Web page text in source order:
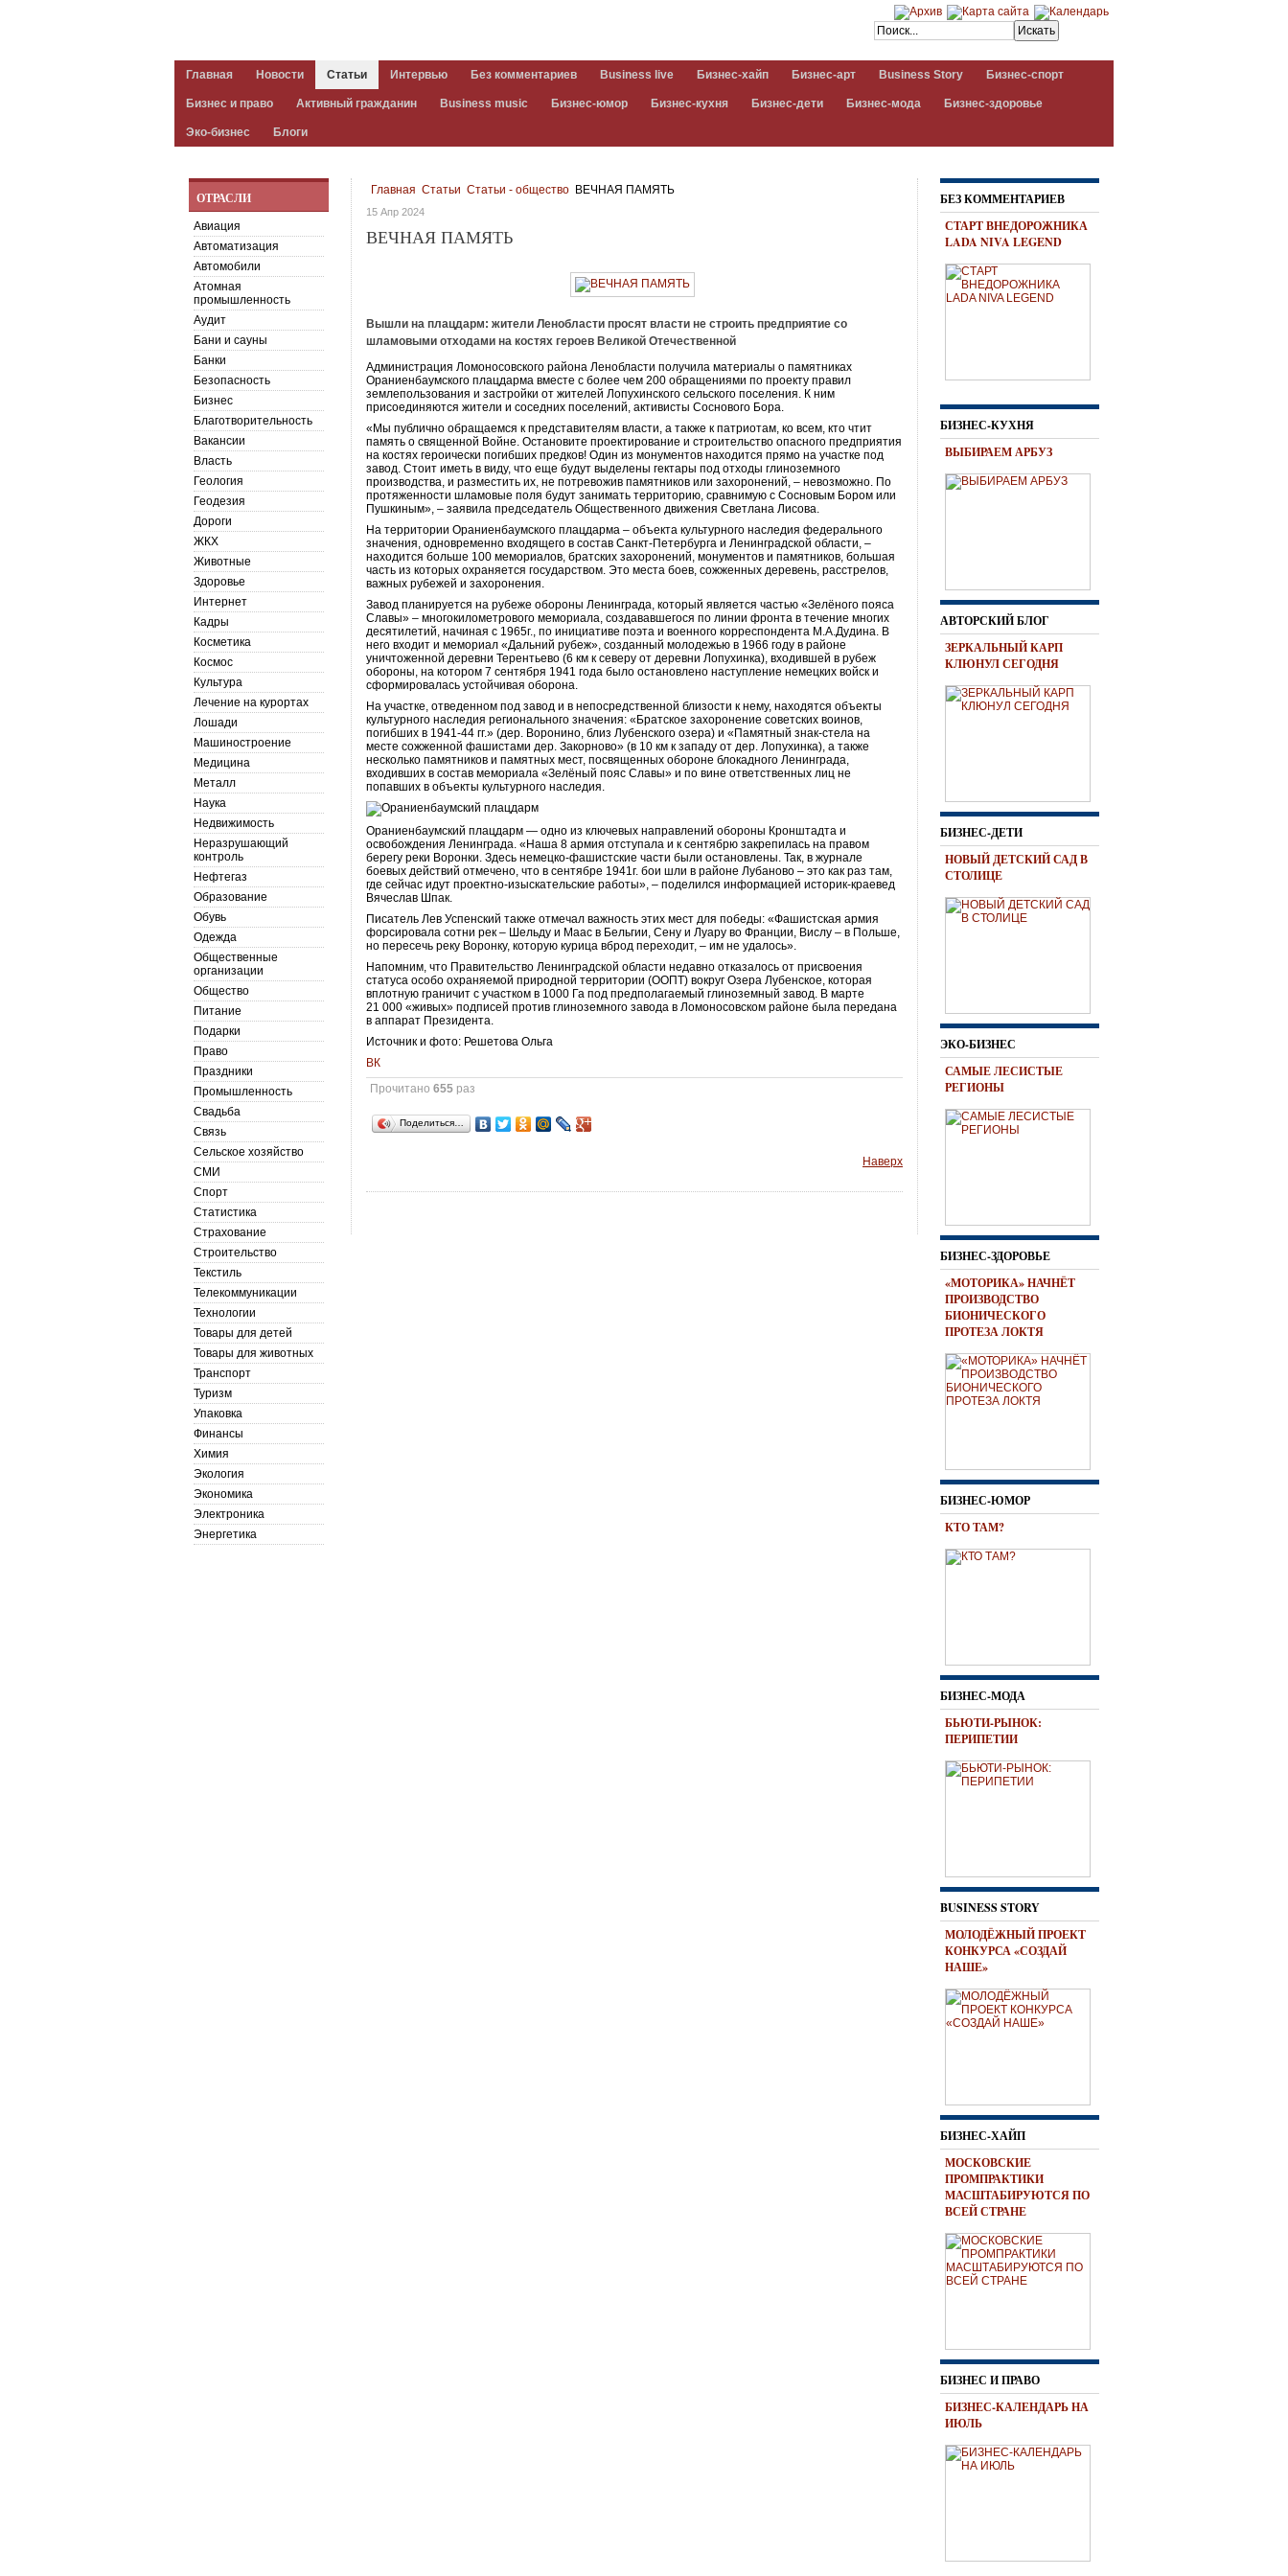
Главная Новости Статьи Интервью Без комментариев Business live Бизнес-хайп Бизнес-арт Business Story Бизнес-спорт
Бизнес и право Активный гражданин Business music Бизнес-юмор Бизнес-кухня Бизнес-дети Бизнес-мода Бизнес-здоровье
Эко-бизнес Блоги
Главная Статьи Статьи - общество ВЕЧНАЯ ПАМЯТЬ
15 Апр 2024
ВЕЧНАЯ ПАМЯТЬ
Вышли на плацдарм: жители Ленобласти просят власти не строить предприятие со
шламовыми отходами на костях героев Великой Отечественной
Администрация Ломоносовского района Ленобласти получила материалы о памятниках
Ораниенбаумского плацдарма вместе с более чем 200 обращениями по проекту правил
землепользования и застройки от жителей Лопухинского сельского поселения. К ним
присоединяются жители и соседних поселений, активисты Соснового Бора.
«Мы публично обращаемся к представителям власти, а также к патриотам, ко всем, кто чтит
память о священной Войне. Остановите проектирование и строительство опасного предприятия
на костях героически погибших предков! Один из монументов находится прямо на участке под
завод. Стоит иметь в виду, что еще будут выделены гектары под отходы глиноземного
производства, и разместить их, не потревожив памятников или захоронений, – невозможно. По
протяженности шламовые поля будут занимать территорию, сравнимую с Сосновым Бором или
Пушкиным», – заявила председатель Общественного движения Светлана Лисова.
На территории Ораниенбаумского плацдарма – объекта культурного наследия федерального
значения, одновременно входящего в состав Санкт-Петербурга и Ленинградской области, –
находится больше 100 мемориалов, братских захоронений, монументов и памятников, большая
часть из которых охраняется государством. Это места боев, сожженных деревень, расстрелов,
важных рубежей и захоронения.
Завод планируется на рубеже обороны Ленинграда, который является частью «Зелёного пояса
Славы» – многокилометрового мемориала, создававшегося по линии фронта в течение многих
десятилетий, начиная с 1965г., по инициативе поэта и военного корреспондента М.А.Дудина. В
него входит и мемориал «Дальний рубеж», созданный молодежью в 1966 году в районе
уничтоженной деревни Терентьево (6 км к северу от деревни Лопухинка), входившей в рубеж
обороны, на котором 7 сентября 1941 года было остановлено наступление немецких войск и
сформировалась устойчивая оборона.
На участке, отведенном под завод и в непосредственной близости к нему, находятся объекты
культурного наследия регионального значения: «Братское захоронение советских воинов,
погибших в 1941-44 гг.» (дер. Воронино, близ Лубенского озера) и «Памятный знак-стела на
месте сожженной фашистами дер. Закорново» (в 10 км к западу от дер. Лопухинка), а также
несколько памятников и памятных мест, посвященных обороне блокадного Ленинграда,
входивших в состав мемориала «Зелёный пояс Славы» и по вине ответственных лиц не
попавших в объекты культурного наследия.
Ораниенбаумский плацдарм — одно из ключевых направлений обороны Кронштадта и
освобождения Ленинграда. «Наша 8 армия отступала и к сентябрю закрепилась на правом
берегу реки Воронки. Здесь немецко-фашистские части были остановлены. Так, в журнале
боевых действий отмечено, что в сентябре 1941г. бои шли в районе Лубаново – это как раз там,
где сейчас идут проектно-изыскательские работы», – поделился информацией историк-краевед
Вячеслав Шпак.
Писатель Лев Успенский также отмечал важность этих мест для победы: «Фашистская армия
форсировала сотни рек – Шельду и Маас в Бельгии, Сену и Луару во Франции, Вислу – в Польше,
но пересечь реку Воронку, которую курица вброд переходит, – им не удалось».
Напомним, что Правительство Ленинградской области недавно отказалось от присвоения
статуса особо охраняемой природной территории (ООПТ) вокруг Озера Лубенское, которая
вплотную граничит с участком в 1000 Га под предполагаемый глиноземный завод. В марте
21 000 «живых» подписей против глиноземного завода в Ломоносовском районе была передана
в аппарат Президента.
Источник и фото: Решетова Ольга
ВК
Прочитано655 раз
Поделиться…
Наверх
ОТРАСЛИ
Авиация
Автоматизация
Автомобили
Атомная
промышленность
Аудит
Бани и сауны
Банки
Безопасность
Бизнес
Благотворительность
Вакансии
Власть
Геология
Геодезия
Дороги
ЖКХ
Животные
Здоровье
Интернет
Кадры
Косметика
Космос
Культура
Лечение на курортах
Лошади
Машиностроение
Медицина
Металл
Наука
Недвижимость
Неразрушающий
контроль
Нефтегаз
Образование
Обувь
Одежда
Общественные
организации
Общество
Питание
Подарки
Право
Праздники
Промышленность
Свадьба
Связь
Сельское хозяйство
СМИ
Спорт
Статистика
Страхование
Строительство
Текстиль
Телекоммуникации
Технологии
Товары для детей
Товары для животных
Транспорт
Туризм
Упаковка
Финансы
Химия
Экология
Экономика
Электроника
Энергетика
БЕЗ КОММЕНТАРИЕВ
СТАРТ ВНЕДОРОЖНИКА
LADA NIVA LEGEND
БИЗНЕС-КУХНЯ
ВЫБИРАЕМ АРБУЗ
АВТОРСКИЙ БЛОГ
ЗЕРКАЛЬНЫЙ КАРП
КЛЮНУЛ СЕГОДНЯ
БИЗНЕС-ДЕТИ
НОВЫЙ ДЕТСКИЙ САД В
СТОЛИЦЕ
ЭКО-БИЗНЕС
САМЫЕ ЛЕСИСТЫЕ
РЕГИОНЫ
БИЗНЕС-ЗДОРОВЬЕ
«МОТОРИКА» НАЧНЁТ
ПРОИЗВОДСТВО
БИОНИЧЕСКОГО
ПРОТЕЗА ЛОКТЯ
БИЗНЕС-ЮМОР
КТО ТАМ?
БИЗНЕС-МОДА
БЬЮТИ-РЫНОК:
ПЕРИПЕТИИ
BUSINESS STORY
МОЛОДЁЖНЫЙ ПРОЕКТ
КОНКУРСА «СОЗДАЙ
НАШЕ»
БИЗНЕС-ХАЙП
МОСКОВСКИЕ
ПРОМПРАКТИКИ
МАСШТАБИРУЮТСЯ ПО
ВСЕЙ СТРАНЕ
БИЗНЕС И ПРАВО
БИЗНЕС-КАЛЕНДАРЬ НА
ИЮЛЬ